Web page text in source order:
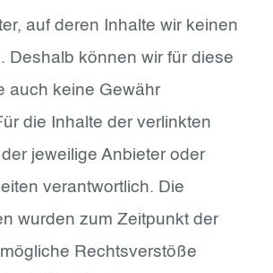
auf deren Inhalte wir keinen
Deshalb können wir für diese
auch keine Gewähr
die Inhalte der verlinkten
jeweilige Anbieter oder
verantwortlich. Die
wurden zum Zeitpunkt der
Rechtsverstöße